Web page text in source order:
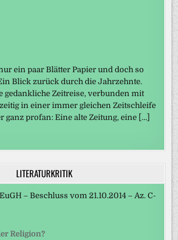
ein paar Blätter Papier und doch so
Blick zurück durch die Jahrzehnte.
gedankliche Zeitreise, verbunden mit
in einer immer gleichen Zeitschleife
ganz profan: Eine alte Zeitung, eine […]
LITERATURKRITIK
– Beschluss vom 21.10.2014 – Az. C-
Religion?